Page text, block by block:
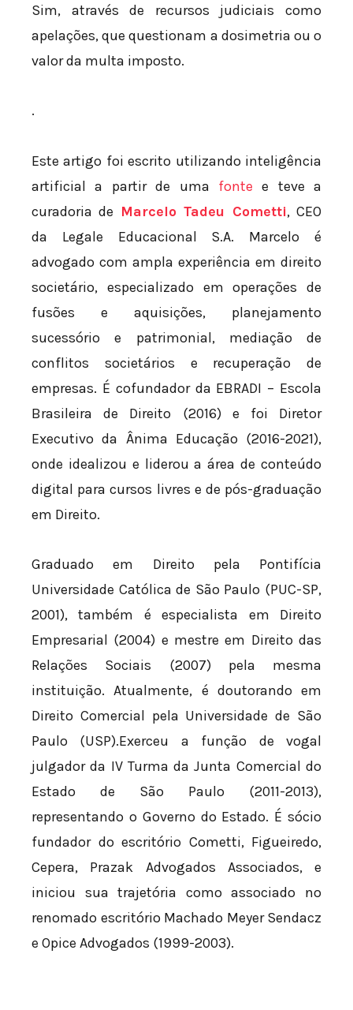
Sim, através de recursos judiciais como
apelações, que questionam a dosimetria ou o
valor da multa imposto.
.
Este artigo foi escrito utilizando inteligência
artificial a partir de uma fonte e teve a
curadoria de Marcelo Tadeu Cometti, CEO
da Legale Educacional S.A. Marcelo é
advogado com ampla experiência em direito
societário, especializado em operações de
fusões e aquisições, planejamento
sucessório e patrimonial, mediação de
conflitos societários e recuperação de
empresas. É cofundador da EBRADI – Escola
Brasileira de Direito (2016) e foi Diretor
Executivo da Ânima Educação (2016-2021),
onde idealizou e liderou a área de conteúdo
digital para cursos livres e de pós-graduação
em Direito.
Graduado em Direito pela Pontifícia
Universidade Católica de São Paulo (PUC-SP,
2001), também é especialista em Direito
Empresarial (2004) e mestre em Direito das
Relações Sociais (2007) pela mesma
instituição. Atualmente, é doutorando em
Direito Comercial pela Universidade de São
Paulo (USP).Exerceu a função de vogal
julgador da IV Turma da Junta Comercial do
Estado de São Paulo (2011-2013),
representando o Governo do Estado. É sócio
fundador do escritório Cometti, Figueiredo,
Cepera, Prazak Advogados Associados, e
iniciou sua trajetória como associado no
renomado escritório Machado Meyer Sendacz
e Opice Advogados (1999-2003).